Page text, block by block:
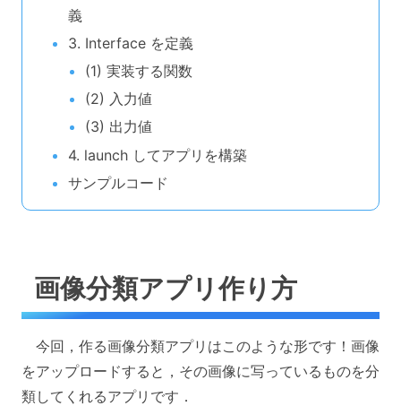
義
3. Interface を定義
(1) 実装する関数
(2) 入力値
(3) 出力値
4. launch してアプリを構築
サンプルコード
画像分類アプリ作り方
今回，作る画像分類アプリはこのような形です！画像
をアップロードすると，その画像に写っているものを分
類してくれるアプリです．